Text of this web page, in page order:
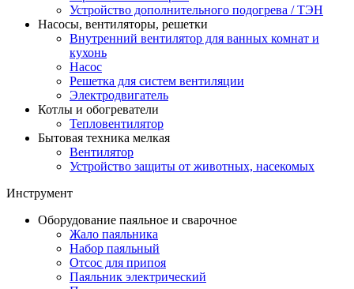
Устройство дополнительного подогрева / ТЭН
Насосы, вентиляторы, решетки
Внутренний вентилятор для ванных комнат и
кухонь
Насос
Решетка для систем вентиляции
Электродвигатель
Котлы и обогреватели
Тепловентилятор
Бытовая техника мелкая
Вентилятор
Устройство защиты от животных, насекомых
Инструмент
Оборудование паяльное и сварочное
Жало паяльника
Набор паяльный
Отсос для припоя
Паяльник электрический